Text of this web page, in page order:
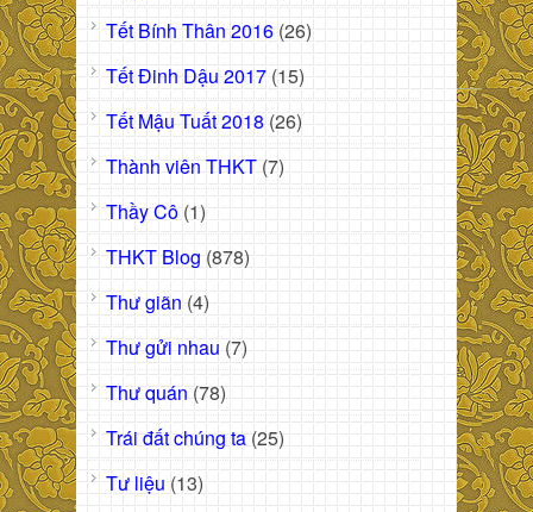
Tết Bính Thân 2016 (26)
Tết Đinh Dậu 2017 (15)
Tết Mậu Tuất 2018 (26)
Thành viên THKT (7)
Thầy Cô (1)
THKT Blog (878)
Thư giãn (4)
Thư gửi nhau (7)
Thư quán (78)
Trái đất chúng ta (25)
Tư liệu (13)